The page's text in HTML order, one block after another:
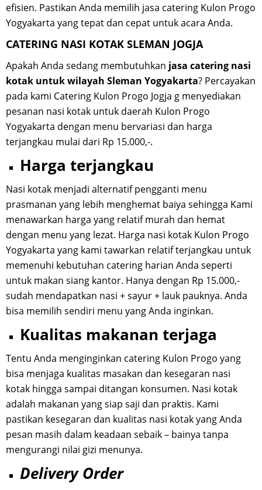
efisien. Pastikan Anda memilih jasa catering Kulon Progo
Yogyakarta yang tepat dan cepat untuk acara Anda.
CATERING NASI KOTAK SLEMAN JOGJA
Apakah Anda sedang membutuhkan jasa catering nasi
kotak untuk wilayah Sleman Yogyakarta? Percayakan
pada kami Catering Kulon Progo Jogja g menyediakan
pesanan nasi kotak untuk daerah Kulon Progo
Yogyakarta dengan menu bervariasi dan harga
terjangkau mulai dari Rp 15.000,-.
Harga terjangkau
Nasi kotak menjadi alternatif pengganti menu
prasmanan yang lebih menghemat baiya sehingga Kami
menawarkan harga yang relatif murah dan hemat
dengan menu yang lezat. Harga nasi kotak Kulon Progo
Yogyakarta yang kami tawarkan relatif terjangkau untuk
memenuhi kebutuhan catering harian Anda seperti
untuk makan siang kantor. Hanya dengan Rp 15.000,-
sudah mendapatkan nasi + sayur + lauk pauknya. Anda
bisa memilih sendiri menu yang Anda inginkan.
Kualitas makanan terjaga
Tentu Anda menginginkan catering Kulon Progo yang
bisa menjaga kualitas masakan dan kesegaran nasi
kotak hingga sampai ditangan konsumen. Nasi kotak
adalah makanan yang siap saji dan praktis. Kami
pastikan kesegaran dan kualitas nasi kotak yang Anda
pesan masih dalam keadaan sebaik – bainya tanpa
mengurangi nilai gizi menunya.
Delivery Order